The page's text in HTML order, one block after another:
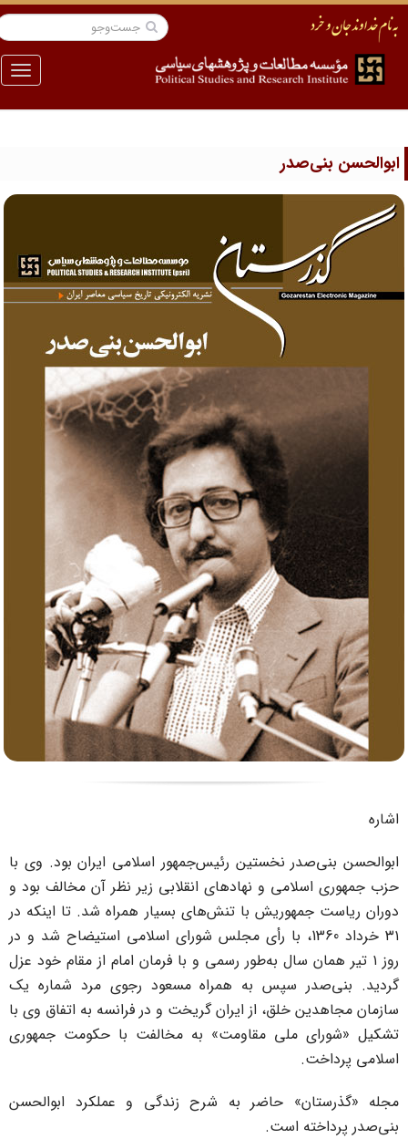
منو
بنی‌صدر
بنی‌صدر نخستین رئیس‌جمهور اسلامی ایران بود. وی با
جمهوری اسلامی و نهادهای انقلابی زیر نظر آن مخالف بود و
ریاست جمهوریش با تنش‌های بسیار همراه شد. تا اینکه در
۳۱ خرداد 1360، با رأی مجلس شورای اسلامی استیضاح شد و در
روز ۱ تیر همان سال به‌طور رسمی و با فرمان امام از مقام خود عزل
بنی‌صدر سپس به همراه مسعود رجوی مرد شماره یک
مجاهدین خلق، از ایران گریخت و در فرانسه به اتفاق وی با
«شورای ملی مقاومت» به مخالفت با حکومت جمهوری
پرداخت.
«گذرستان» حاضر به شرح زندگی و عملکرد ابوالحسن
پرداخته است.